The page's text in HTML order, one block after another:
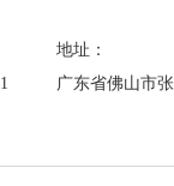
地址：
广东省佛山市